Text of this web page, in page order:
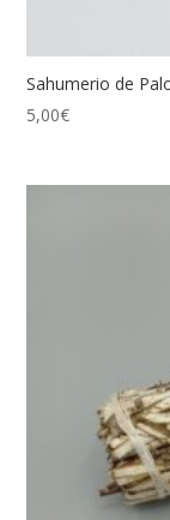
Sahumerio de
5,00€